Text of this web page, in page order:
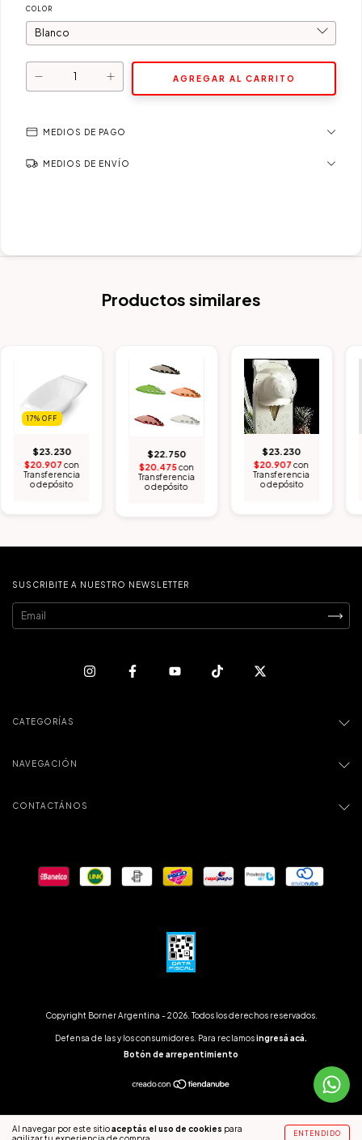
Al navegar por este sitioaceptás el uso de cookies para
ENTENDIDO
COLOR
MEDIOS DE PAGO
MEDIOS DE ENVÍO
Productos similares
17% OFF
$23.230
$20.907con
Transferencia
o depósito
$22.750
$20.475con
Transferencia
o depósito
$23.230
$20.907con
Transferencia
o depósito
SUSCRIBITE A NUESTRO NEWSLETTER
CATEGORÍAS
NAVEGACIÓN
CONTACTÁNOS
Copyright Borner Argentina - 2026. Todos los derechos reservados.
Defensa de las y los consumidores. Para reclamosingresá acá.
Botón de arrepentimiento